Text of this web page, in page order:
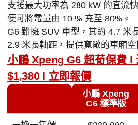
支援最大功率為 280 kW 的直流
便可將電量由 10 % 充至 80%。
G6 雖擁 SUV 車型，其約 4.7 米
2.9 米長軸距，提供寬敞的車廂空
小鵬 Xpeng G6 超荀保費 l
$1,380 l 立即報價
小鵬 Xpeng
G6 標準版